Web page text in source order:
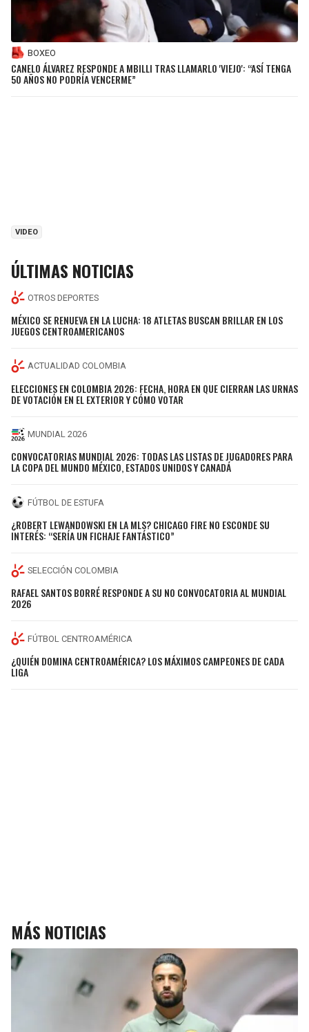
BOXEO
CANELO ÁLVAREZ RESPONDE A MBILLI TRAS LLAMARLO 'VIEJO': “ASÍ TENGA
50 AÑOS NO PODRÍA VENCERME”
VIDEO
ÚLTIMAS NOTICIAS
OTROS DEPORTES
MÉXICO SE RENUEVA EN LA LUCHA: 18 ATLETAS BUSCAN BRILLAR EN LOS
JUEGOS CENTROAMERICANOS
ACTUALIDAD COLOMBIA
ELECCIONES EN COLOMBIA 2026: FECHA, HORA EN QUE CIERRAN LAS URNAS
DE VOTACIÓN EN EL EXTERIOR Y CÓMO VOTAR
MUNDIAL 2026
CONVOCATORIAS MUNDIAL 2026: TODAS LAS LISTAS DE JUGADORES PARA
LA COPA DEL MUNDO MÉXICO, ESTADOS UNIDOS Y CANADÁ
FÚTBOL DE ESTUFA
¿ROBERT LEWANDOWSKI EN LA MLS? CHICAGO FIRE NO ESCONDE SU
INTERÉS: “SERÍA UN FICHAJE FANTÁSTICO”
SELECCIÓN COLOMBIA
RAFAEL SANTOS BORRÉ RESPONDE A SU NO CONVOCATORIA AL MUNDIAL
2026
FÚTBOL CENTROAMÉRICA
¿QUIÉN DOMINA CENTROAMÉRICA? LOS MÁXIMOS CAMPEONES DE CADA
LIGA
MÁS NOTICIAS